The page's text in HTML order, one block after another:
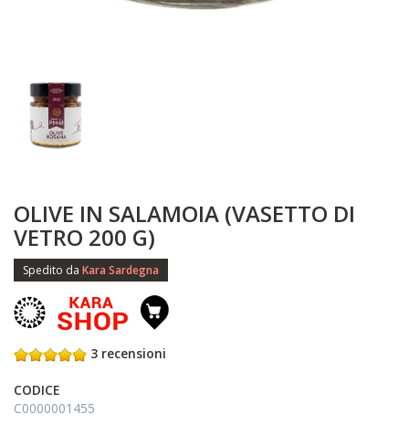
OLIVE IN SALAMOIA (VASETTO DI
VETRO 200 G)
Spedito da Kara Sardegna
3 recensioni
CODICE
C0000001455